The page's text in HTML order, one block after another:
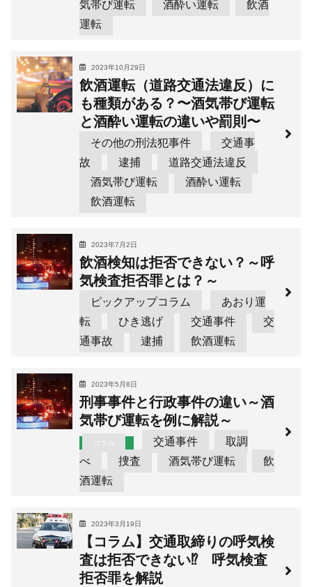
気帯び運転
酒酔い運転
飲酒
運転
2023年10月29日
飲酒運転（道路交通法違反）に
も種類がある？〜酒気帯び運転
と酒酔い運転の違いや罰則〜
その他の刑法犯事件
交通事
故
逮捕
道路交通法違反
酒気帯び運転
酒酔い運転
飲酒運転
2023年7月2日
飲酒検知は拒否できない？～呼
気検査拒否罪とは？～
ピックアップコラム
あおり運
転
ひき逃げ 交通事件
交
通事故
逮捕 飲酒運転
2023年5月8日
刑事事件と行政事件の違い～酒
気帯び運転を例に解説～
コラム 交通事件
取調
べ
捜査 酒気帯び運転
飲
酒運転
2023年3月19日
【コラム】交通取締りの呼気検
査は拒否できない⁉ 呼気検査
拒否罪を解説